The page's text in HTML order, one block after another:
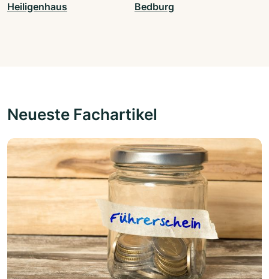
Heiligenhaus Bedburg
Neueste Fachartikel